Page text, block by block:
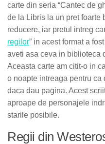
carte din seria “Cantec de
de la Libris la un pret foarte
reducere, iar pretul intreg
regilor” in acest format a
aveti asa ceva in biblioteca
Aceasta carte am citit-o in
o noapte intreaga pentru ca
daca dau pagina. Acest
aproape de personajele
starile posibile.
Regii din